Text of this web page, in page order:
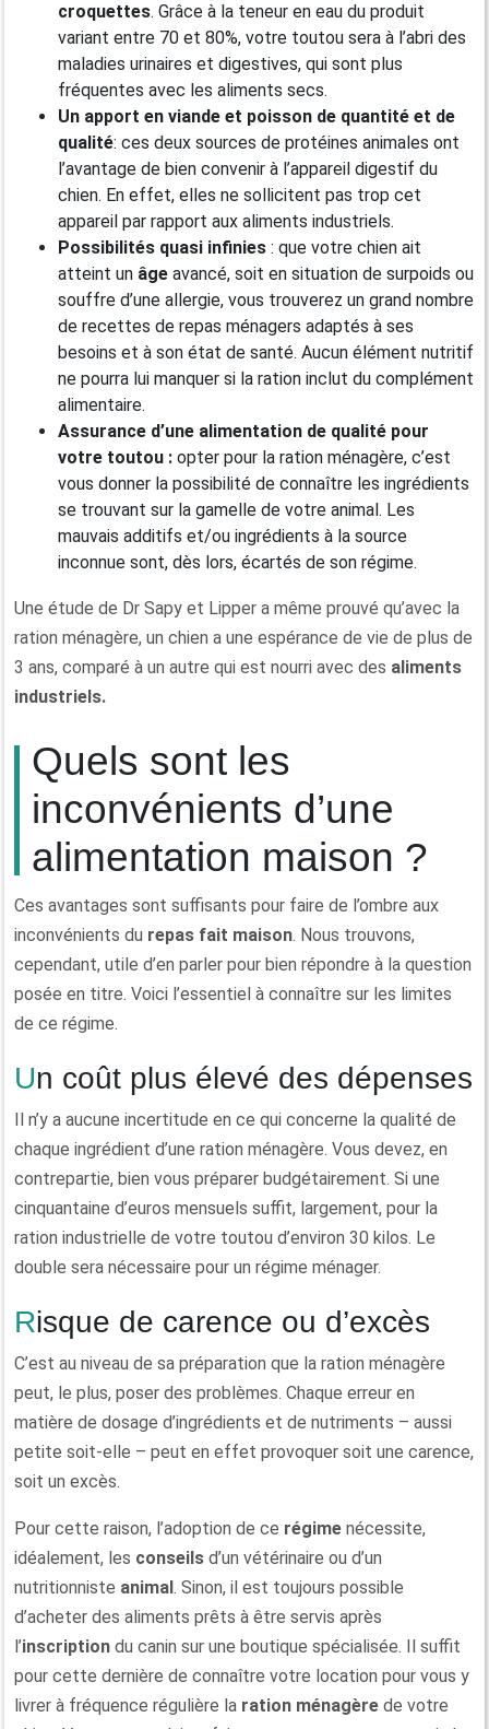
croquettes. Grâce à la teneur en eau du produit
variant entre 70 et 80%, votre toutou sera à l’abri des
maladies urinaires et digestives, qui sont plus
fréquentes avec les aliments secs.
Un apport en viande et poisson de quantité et de
qualité: ces deux sources de protéines animales ont
l’avantage de bien convenir à l’appareil digestif du
chien. En effet, elles ne sollicitent pas trop cet
appareil par rapport aux aliments industriels.
Possibilités quasi infinies : que votre chien ait
atteint un âge avancé, soit en situation de surpoids ou
souffre d’une allergie, vous trouverez un grand nombre
de recettes de repas ménagers adaptés à ses
besoins et à son état de santé. Aucun élément nutritif
ne pourra lui manquer si la ration inclut du complément
alimentaire.
Assurance d’une alimentation de qualité pour
votre toutou : opter pour la ration ménagère, c’est
vous donner la possibilité de connaître les ingrédients
se trouvant sur la gamelle de votre animal. Les
mauvais additifs et/ou ingrédients à la source
inconnue sont, dès lors, écartés de son régime.
Une étude de Dr Sapy et Lipper a même prouvé qu’avec la
ration ménagère, un chien a une espérance de vie de plus de
3 ans, comparé à un autre qui est nourri avec des aliments
industriels.
Quels sont les
inconvénients d’une
alimentation maison ?
Ces avantages sont suffisants pour faire de l’ombre aux
inconvénients du repas fait maison. Nous trouvons,
cependant, utile d’en parler pour bien répondre à la question
posée en titre. Voici l’essentiel à connaître sur les limites
de ce régime.
Un coût plus élevé des dépenses
Il n’y a aucune incertitude en ce qui concerne la qualité de
chaque ingrédient d’une ration ménagère. Vous devez, en
contrepartie, bien vous préparer budgétairement. Si une
cinquantaine d’euros mensuels suffit, largement, pour la
ration industrielle de votre toutou d’environ 30 kilos. Le
double sera nécessaire pour un régime ménager.
Risque de carence ou d’excès
C’est au niveau de sa préparation que la ration ménagère
peut, le plus, poser des problèmes. Chaque erreur en
matière de dosage d’ingrédients et de nutriments – aussi
petite soit-elle – peut en effet provoquer soit une carence,
soit un excès.
Pour cette raison, l’adoption de ce régime nécessite,
idéalement, les conseils d’un vétérinaire ou d’un
nutritionniste animal . Sinon, il est toujours possible
d’acheter des aliments prêts à être servis après
l’inscription du canin sur une boutique spécialisée. Il suffit
pour cette dernière de connaître votre location pour vous y
livrer à fréquence régulière la ration ménagère de votre